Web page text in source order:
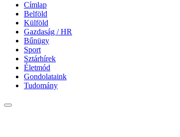
Címlap
Belföld
Külföld
Gazdaság / HR
Bűnügy
Sport
Sztárhírek
Életmód
Gondolataink
Tudomány